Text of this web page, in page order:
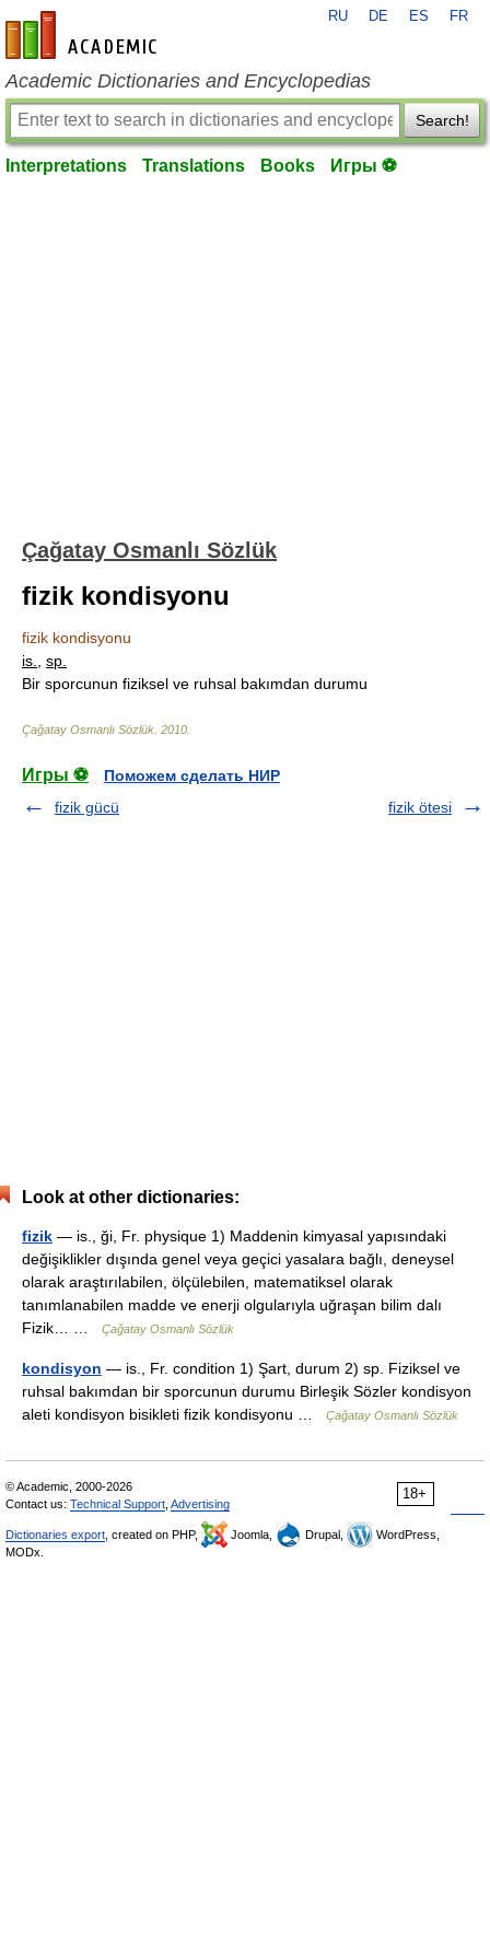
en-academic.com
RU DE ES FR
Academic Dictionaries and Encyclopedias
Search!
Interpretations Translations Books Игры ⚽
Çağatay Osmanlı Sözlük
fizik kondisyonu
fizik kondisyonu
is.
sp.
Bir sporcunun fiziksel ve ruhsal bakımdan durumu
Çağatay Osmanlı Sözlük 2010
Игры ⚽
Поможем сделать НИР
fizik gücü
fizik ötesi
Look at other dictionaries:
fizik — is., ği, Fr. physique 1) Maddenin kimyasal yapısındaki
değişiklikler dışında genel veya geçici yasalara bağlı, deneysel
olarak araştırılabilen, ölçülebilen, matematiksel olarak
tanımlanabilen madde ve enerji olgularıyla uğraşan bilim dalı
Fizik… …
Çağatay Osmanlı Sözlük
kondisyon — is., Fr. condition 1) Şart, durum 2) sp. Fiziksel ve
ruhsal bakımdan bir sporcunun durumu Birleşik Sözler kondisyon
aleti kondisyon bisikleti fizik kondisyonu …
Çağatay Osmanlı Sözlük
18+
© Academic, 2000-2026
Contact us: Technical Support Advertising
Dictionaries export , created on PHP, Joomla, Drupal,
WordPress,
MODx.